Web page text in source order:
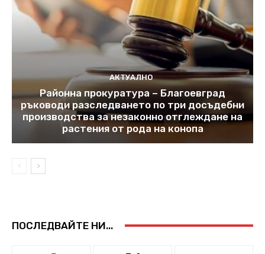
АКТУАЛНО
Районна прокуратура – Благоевград
ръководи разследването по три досъдебни
производства за незаконно отглеждане на
растения от рода на конопа
ПОСЛЕДВАЙТЕ НИ...